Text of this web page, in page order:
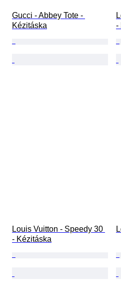
Gucci - Abbey Tote -
Kézitáska
-
Louis Vuitton - Speedy 30
- Kézitáska